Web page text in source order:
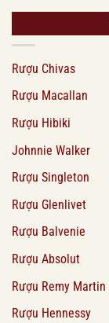
Rượu Chivas
Rượu Macallan
Rượu Hibiki
Johnnie Walker
Rượu Singleton
Rượu Glenlivet
Rượu Balvenie
Rượu Absolut
Rượu Remy Martin
Rượu Hennessy